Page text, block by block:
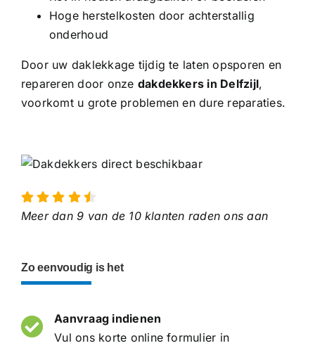
Hoge herstelkosten door achterstallig
onderhoud
Door uw daklekkage tijdig te laten opsporen en
repareren door onze dakdekkers in Delfzijl,
voorkomt u grote problemen en dure reparaties.
Meer dan 9 van de 10 klanten raden ons aan
Zo eenvoudig is het
Aanvraag indienen
Vul ons korte online formulier in